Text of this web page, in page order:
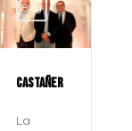
Blog
CASTAÑER
La